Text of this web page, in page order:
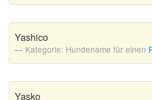
Yashico
Kategorie: Hundename für einen
Yasko